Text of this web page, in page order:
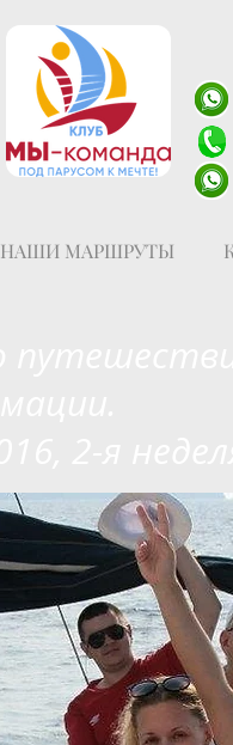
НАШИ МАРШРУТЫ